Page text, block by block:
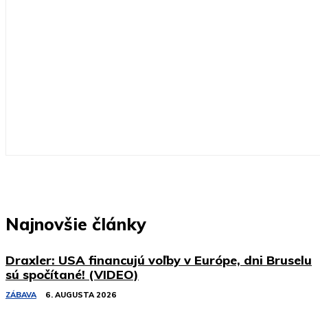
Najnovšie články
Draxler: USA financujú voľby v Európe, dni Bruselu
sú spočítané! (VIDEO)
ZÁBAVA 6. AUGUSTA 2026